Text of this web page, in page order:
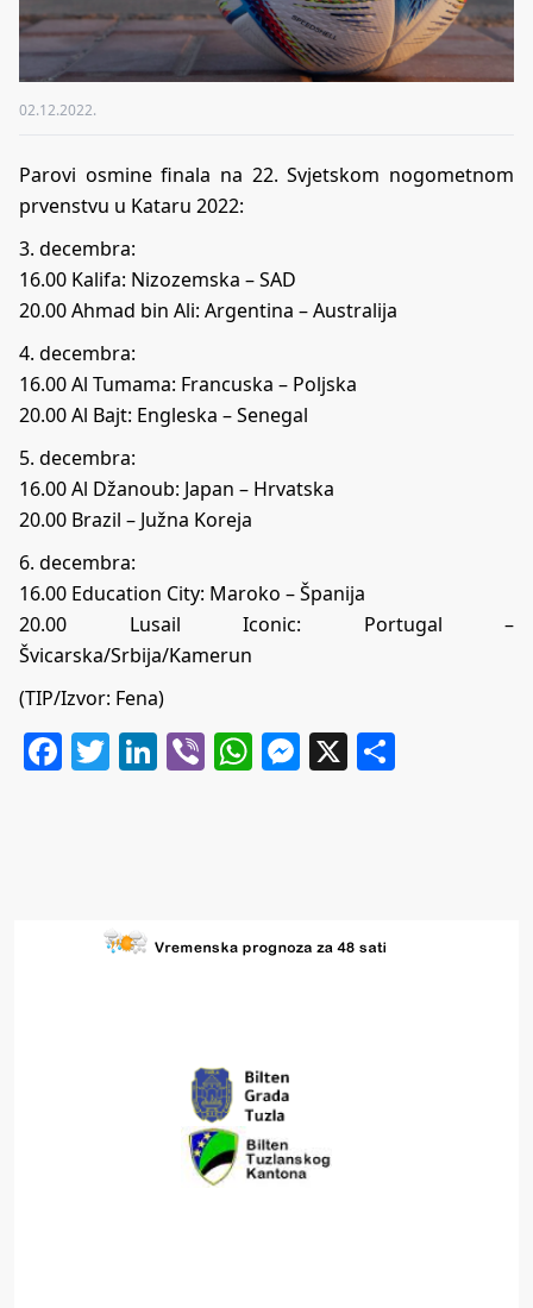
02.12.2022.
Parovi osmine finala na 22. Svjetskom nogometnom
prvenstvu u Kataru 2022:
3. decembra:
16.00 Kalifa: Nizozemska – SAD
20.00 Ahmad bin Ali: Argentina – Australija
4. decembra:
16.00 Al Tumama: Francuska – Poljska
20.00 Al Bajt: Engleska – Senegal
5. decembra:
16.00 Al Džanoub: Japan – Hrvatska
20.00 Brazil – Južna Koreja
6. decembra:
16.00 Education City: Maroko – Španija
20.00 Lusail Iconic: Portugal –
Švicarska/Srbija/Kamerun
(TIP/Izvor: Fena)
Facebook
Twitter
LinkedIn
ViberWhatsApp
Messenger
X